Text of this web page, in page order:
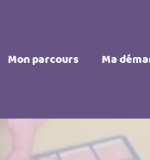
Mon parcours Ma